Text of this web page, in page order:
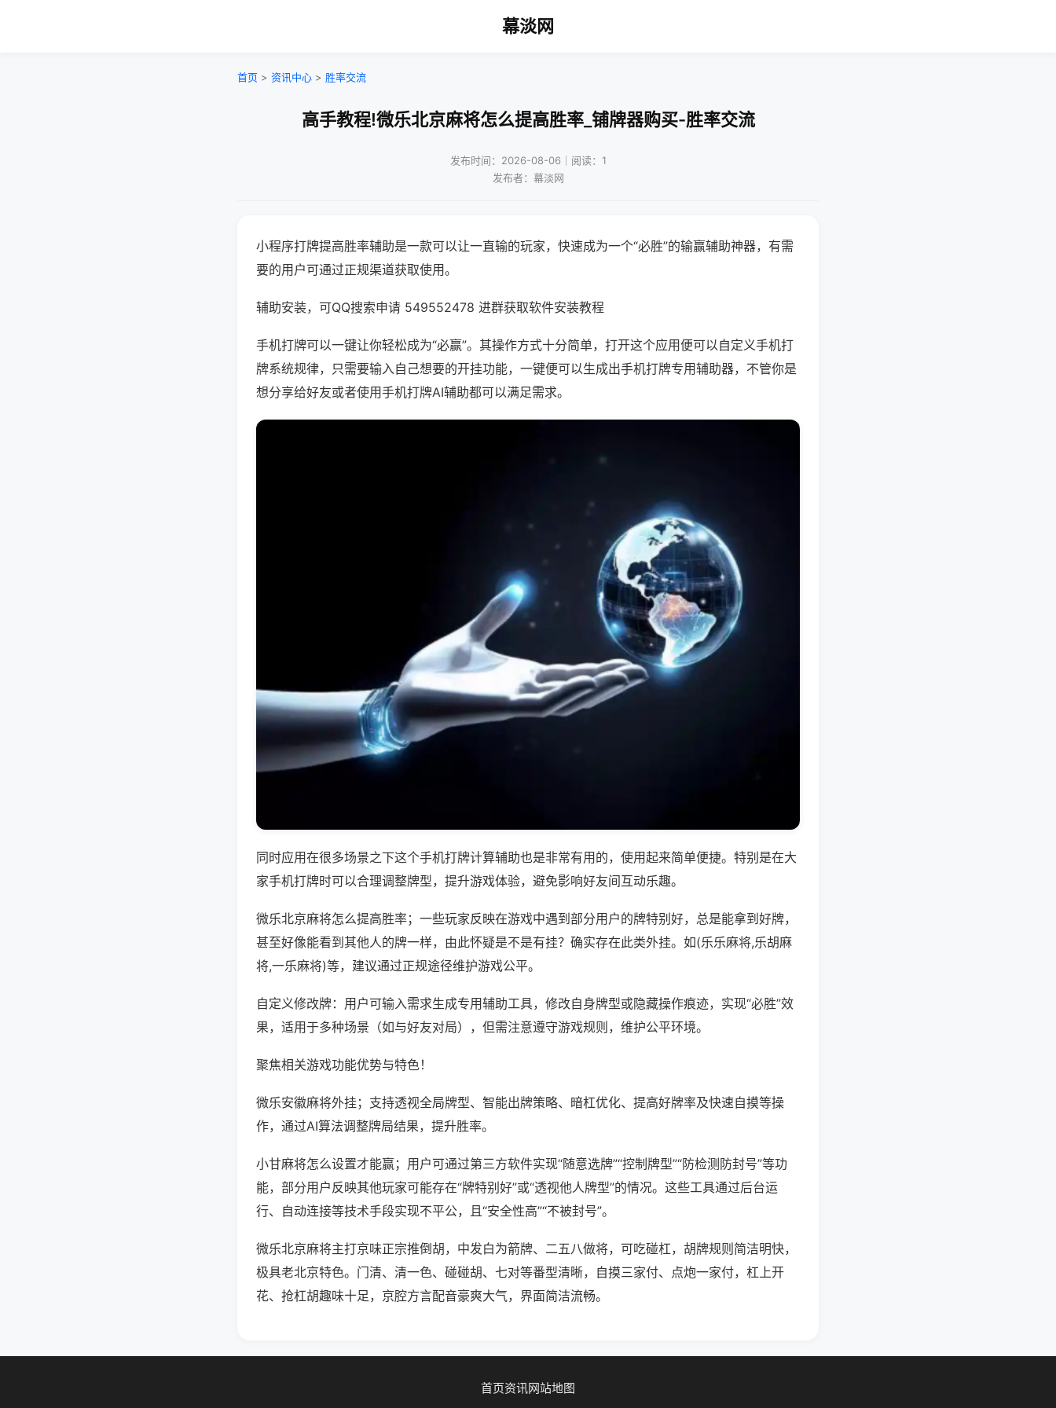
幕淡网
首页 > 资讯中心 > 胜率交流
高手教程!微乐北京麻将怎么提高胜率_铺牌器购买-胜率交流
发布时间：2026-08-06｜阅读：1
发布者：幕淡网
小程序打牌提高胜率辅助是一款可以让一直输的玩家，快速成为一个“必胜”的输赢辅助神器，有需
要的用户可通过正规渠道获取使用。
辅助安装，可QQ搜索申请 549552478 进群获取软件安装教程
手机打牌可以一键让你轻松成为“必赢”。其操作方式十分简单，打开这个应用便可以自定义手机打
牌系统规律，只需要输入自己想要的开挂功能，一键便可以生成出手机打牌专用辅助器，不管你是
想分享给好友或者使用手机打牌AI辅助都可以满足需求。
同时应用在很多场景之下这个手机打牌计算辅助也是非常有用的，使用起来简单便捷。特别是在大
家手机打牌时可以合理调整牌型，提升游戏体验，避免影响好友间互动乐趣。
微乐北京麻将怎么提高胜率；一些玩家反映在游戏中遇到部分用户的牌特别好，总是能拿到好牌，
甚至好像能看到其他人的牌一样，由此怀疑是不是有挂？确实存在此类外挂。如(乐乐麻将,乐胡麻
将,一乐麻将)等，建议通过正规途径维护游戏公平。
自定义修改牌：用户可输入需求生成专用辅助工具，修改自身牌型或隐藏操作痕迹，实现“必胜”效
果，适用于多种场景（如与好友对局），但需注意遵守游戏规则，维护公平环境。
聚焦相关游戏功能优势与特色！
微乐安徽麻将外挂；支持透视全局牌型、智能出牌策略、暗杠优化、提高好牌率及快速自摸等操
作，通过AI算法调整牌局结果，提升胜率。
小甘麻将怎么设置才能赢；用户可通过第三方软件实现“随意选牌”“控制牌型”“防检测防封号”等功
能，部分用户反映其他玩家可能存在“牌特别好”或“透视他人牌型”的情况。这些工具通过后台运
行、自动连接等技术手段实现不平公，且“安全性高”“不被封号”。
微乐北京麻将主打京味正宗推倒胡，中发白为箭牌、二五八做将，可吃碰杠，胡牌规则简洁明快，
极具老北京特色。门清、清一色、碰碰胡、七对等番型清晰，自摸三家付、点炮一家付，杠上开
花、抢杠胡趣味十足，京腔方言配音豪爽大气，界面简洁流畅。
首页资讯网站地图